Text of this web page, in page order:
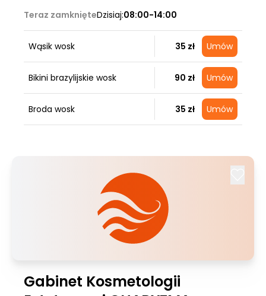
Teraz zamknięteDzisiaj:08:00-14:00
Wąsik wosk 35 zł Umów
Bikini brazylijskie wosk 90 zł Umów
Broda wosk 35 zł Umów
Gabinet Kosmetologii